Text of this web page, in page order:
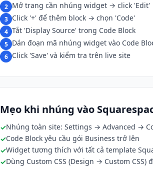
2 Mở trang cần nhúng widget → click 'Edit'
3 Click '+' để thêm block → chọn 'Code'
4 Tắt 'Display Source' trong Code Block
5 Dán đoạn mã nhúng widget vào Code
6 Click 'Save' và kiểm tra trên live site
Mẹo khi nhúng vào
Nhúng toàn site: Settings → Advanced →
Code Block yêu cầu gói Business trở lên
Widget tương thích với tất cả template
Dùng Custom CSS (Design → Custom CSS)